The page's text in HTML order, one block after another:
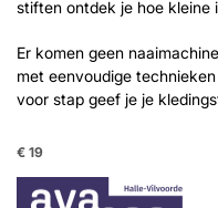
stiften ontdek je hoe kleine
Er komen geen
met eenvoudige
voor stap geef je je
€ 19